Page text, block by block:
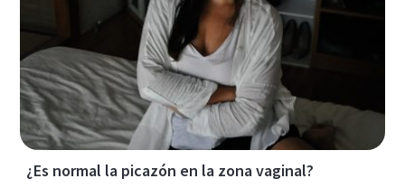
¿Es normal la picazón en la zona vaginal?